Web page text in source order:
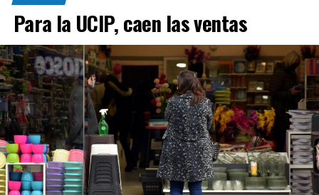
Para la UCIP, caen las ventas